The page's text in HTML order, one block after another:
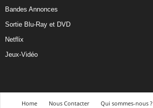
Bandes Annonces
Sortie Blu-Ray et DVD
Netflix
Jeux-Vidéo
Home Nous Contacter Qui sommes-nous ?